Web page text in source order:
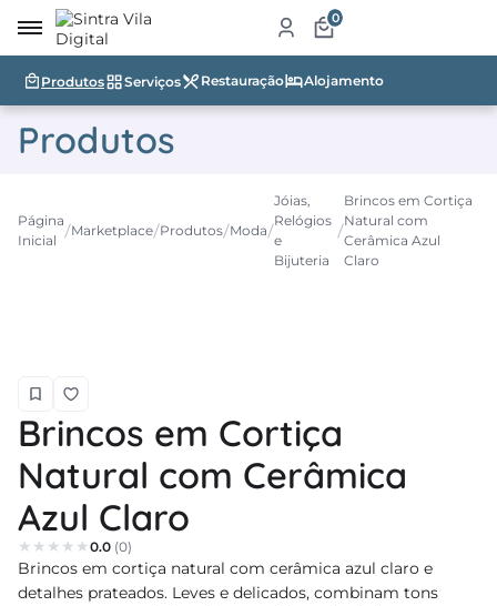
0
Produtos Serviços Restauração Alojamento
Produtos
Página
Inicial
Marketplace Produtos Moda
Jóias,
Relógios
e
Bijuteria
Brincos em Cortiça
Natural com
Cerâmica Azul
Claro
Brincos em Cortiça
Natural com Cerâmica
Azul Claro
0.0 (0)
Brincos em cortiça natural com cerâmica azul claro e
detalhes prateados. Leves e delicados, combinam tons